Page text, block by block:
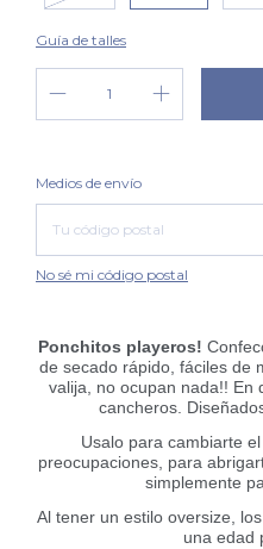
Guía de talles
Entregas para el CP:
Medios de envío
No sé mi código postal
Ponchitos playeros!
de secado rápido, fáciles de
valija, no ocupan nada!! En
cancheros.
Usalo para cambiarte
preocupaciones, para
simplemente
Al tener un estilo oversize,
una edad